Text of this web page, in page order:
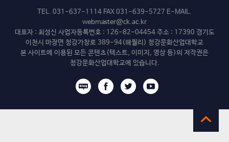
TEL. 031-637-1114 FAX 031-639-5727 E-MAIL.
webmaster@ck.ac.kr
대표자 : 최성신 사업자등록번호 : 126-82-04454 주소 : 17390 경기도
이천시 마장면 청강가창로 389-94(해월리) 청강문화산업대학교
본 사이트에 이용된 모든 콘텐츠(텍스트, 이미지, 영상 등)의 저작권은
청강문화산업대학교에 있습니다.